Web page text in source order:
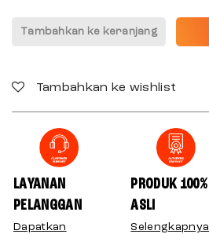
Tambahkan ke keranjang
Tambahkan ke wishlist
LAYANAN
PELANGGAN
Dapatkan
PRODUK 100%
ASLI
Selengkapnya